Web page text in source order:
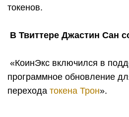
токенов.
В Твиттере Джастин Сан
«КоинЭкс включился в
программное обновление
перехода токена Трон».